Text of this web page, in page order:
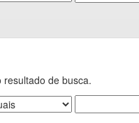
de busca.